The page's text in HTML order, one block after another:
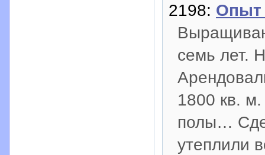
2198: Опыт
семь лет.
1800 кв.
полы…
утеплили